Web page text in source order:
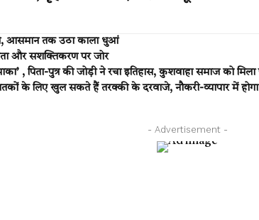
आसमान तक उठा काला धुआं
और सशक्तिकरण पर जोर
, पिता-पुत्र की जोड़ी ने रचा इतिहास, कुशवाहा समाज को मिला
के लिए खुल सकते हैं तरक्की के दरवाजे, नौकरी-व्यापार में
- Advertisement -